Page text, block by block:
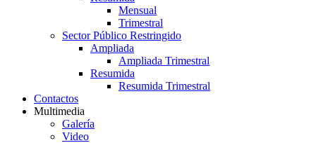
Mensual
Trimestral
Sector Público Restringido
Ampliada
Ampliada Trimestral
Resumida
Resumida Trimestral
Contactos
Multimedia
Galería
Video